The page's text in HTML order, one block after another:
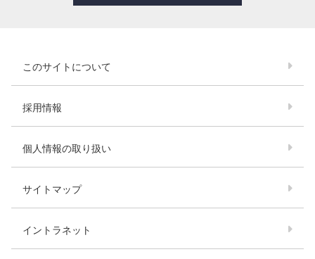
このサイトについて
採用情報
個人情報の取り扱い
サイトマップ
イントラネット